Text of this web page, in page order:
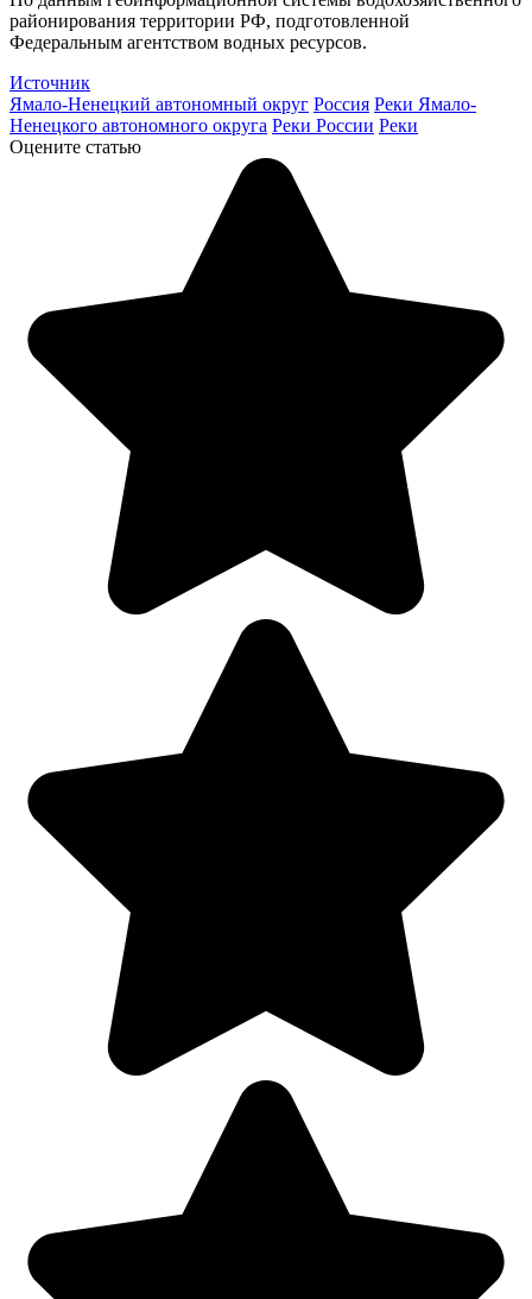
районирования территории РФ, подготовленной
Федеральным агентством водных ресурсов.
Источник
Ямало-Ненецкий автономный округ Россия Реки Ямало-
Ненецкого автономного округа Реки России Реки
Оцените статью